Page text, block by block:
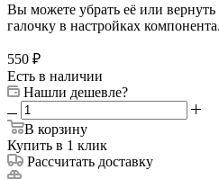
Вы можете убрать её или
галочку в настройках
550 ₽
Есть в наличии
Нашли дешевле?
В корзину
Купить в 1 клик
Рассчитать доставку